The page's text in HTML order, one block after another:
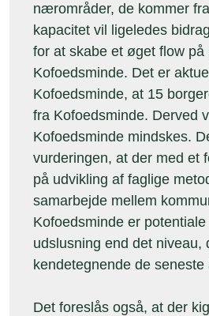
nærområder, de kommer
kapacitet vil ligeledes
for at skabe et øget flow på
Kofoedsminde. Det er
Kofoedsminde, at 15
fra Kofoedsminde. Derved
Kofoedsminde mindskes.
vurderingen, at der med et
på udvikling af faglige
samarbejde mellem
Kofoedsminde er
udslusning end det
kendetegnende de seneste
Det foreslås også, at der